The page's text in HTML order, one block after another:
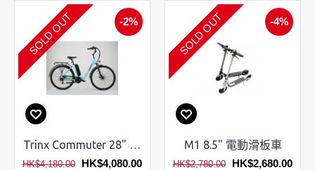
-2%
SOLD OUT
Trinx Commuter 28" 電動城市車
HK$4,180.00 HK$4,080.00
-4%
SOLD OUT
M1 8.5" 電動滑板車
HK$2,780.00 HK$2,680.00